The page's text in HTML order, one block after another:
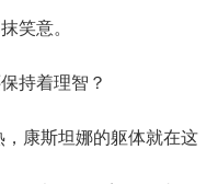
笑意。
持着理智？
康斯坦娜的躯体就在这